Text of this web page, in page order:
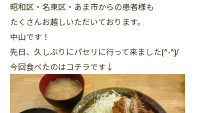
昭和区・名東区・あま市からの患者様も
たくさんお越しいただいております。
中山です！
先日、久しぶりにパセリに行って来ました(^-^)/
今回食べたのはコチラです↓